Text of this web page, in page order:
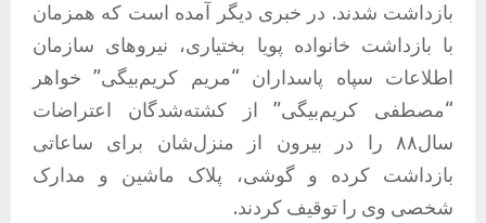
بازداشت شدند. در خبری دیگر آمده است که همزمان
با بازداشت خانواده پویا بختیاری، نیروهای سازمان
اطلاعات سپاه پاسداران “مریم کریم‌بیگی” خواهر
“مصطفی کریم‌بیگی” از کشته‌شدگان اعتراضات
سال۸۸ را در بیرون از منزل‌شان برای ساعاتی
بازداشت کرده و گوشی، پلاک ماشین و مدارک
شخصی وی را توقیف کردند.